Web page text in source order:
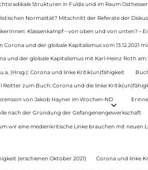
Strukturen in Fulda und im Raum
Normalität? Mitschnitt der Referate der
Klassenkampf – von oben und von unten? –
und der globale Kapitalismus vom
und der globale Kapitalismus mit Karl-Heinz Roth am
(Hrsg.): Corona und linke Kritik(un)fähigkeit
Reitter zum Buch: Corona und die linke
von Jakob Hayner im Wochen-ND
nach der Gründung der Gefangenengewerkschaft
wir eine medienkritische Linke brauchen mit neuen
(erschienen Oktober 2021) Corona und linke